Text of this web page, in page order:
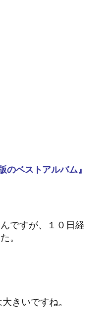
のベストアルバム』
ですが、１０日経
。
きいですね。